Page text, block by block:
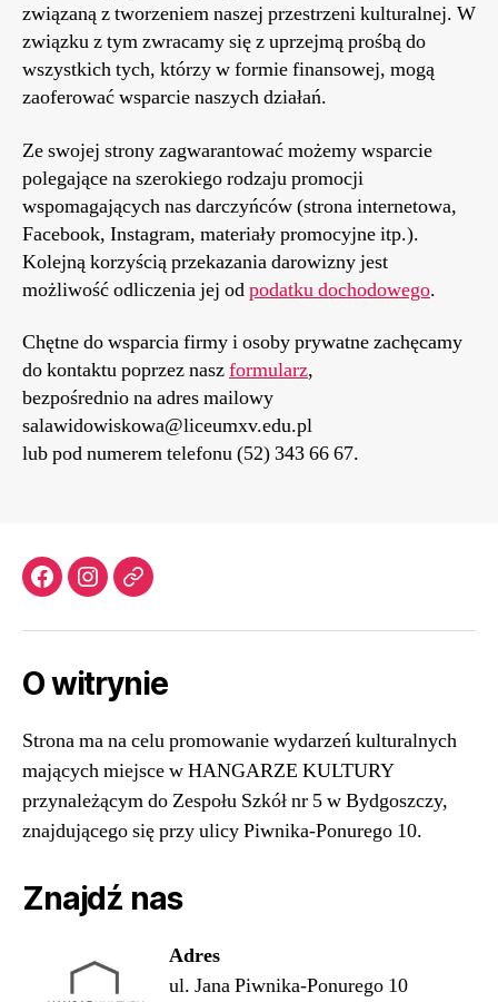
związaną z tworzeniem naszej przestrzeni kulturalnej. W
związku z tym zwracamy się z uprzejmą prośbą do
wszystkich tych, którzy w formie finansowej, mogą
zaoferować wsparcie naszych działań.
Ze swojej strony zagwarantować możemy wsparcie
polegające na szerokiego rodzaju promocji
wspomagających nas darczyńców (strona internetowa,
Facebook, Instagram, materiały promocyjne itp.).
Kolejną korzyścią przekazania darowizny jest
możliwość odliczenia jej odpodatku dochodowego.
Chętne do wsparcia firmy i osoby prywatne zachęcamy
do kontaktu poprzez naszformularz,
bezpośrednio na adres mailowy
salawidowiskowa@liceumxv.edu.pl
lub pod numerem telefonu (52) 343 66 67.
Facebook
Instagram
Email
O witrynie
Strona ma na celu promowanie wydarzeń kulturalnych
mających miejsce w HANGARZE KULTURY
przynależącym do Zespołu Szkół nr 5 w Bydgoszczy,
znajdującego się przy ulicy Piwnika-Ponurego 10.
Znajdź nas
Adres
ul. Jana Piwnika-Ponurego 10